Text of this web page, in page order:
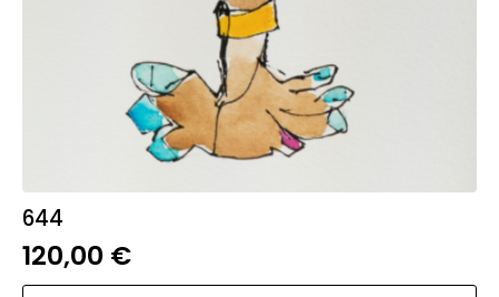
644
120,00 €